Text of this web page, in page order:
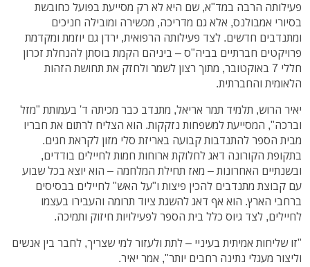
פעילותה הרבה במד"א, שם היא לא רק מסייעת בפועל כחובשת
בסיורי אמבולנס, אלא גם מדריכה, מכשירה ומובילה חניכים
ומתנדבים חדשים. לצד פעילותה הרפואית, ירדן גם יוזמת ומקדמת
פרויקטים חברתיים בביה"ס – ביניהם הקמת בוסתן להנחלת זכרון
חללי 7 באוקטובר, מתוך רצון לשמר ולחזק את תחושת הזהות
הלאומית והחברתית.
יאיר הרוש, תלמיד תמר אריאל, מתנדב כבר מכיתה ד' בעמותת "מזל
וברכה", המסייעת למשפחות נזקקות. הוא הצליח לרתום את חבריו
מבית הספר להתנדבות קבועה באריזת סלי מזון לקראת חגים.
בתקופת הקורונה דאג לחלוקת ארוחות חמות לחיילים בודדים,
ובשנתיים האחרונות – מאז תחילת המלחמה – הוא יוצא בכל שבוע
עם קבוצת מתנדבים להכין פיצות ו"על האש" לחיילים בבסיסים
ברחבי הארץ. הוא אף דאג להשגת ציוד תרומה והעבירו בעצמו
לחיילים, לצד גיוס כלל בית הספר לפעילויות חיזוק ותמיכה.
"זו שליחות אמיתית בעיניי – לתת ולעזור למי שצריך, לחבר בין אנשים
וליצור מעגלי נתינה רחבים יותר", אמר יאיר.